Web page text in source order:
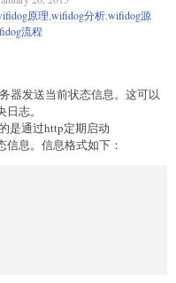
原理 wifidog分析,wifidog源
流程
器发送当前状态信息。这可以
志。
是通过http定期启动
信息。信息格式如下：